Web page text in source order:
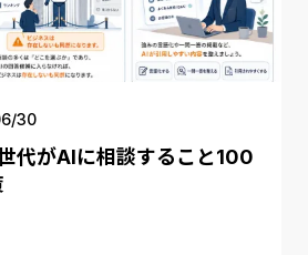
30
代がAIに相談すること100